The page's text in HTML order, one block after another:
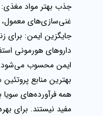
جذب بهتر مواد مغذی:
غنی‌سازی‌های معمول،
جایگزین ایمن: برای
داروهای هورمونی
ایمن محسوب
بهترین منابع
همه فرآورده‌های
مفید نیستند. برای